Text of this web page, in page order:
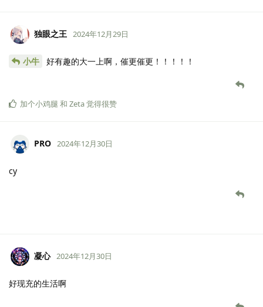
独眼之王 2024年12月29日
小牛 好有趣的大一上啊，催更催更！！！！！
加个小鸡腿 和 Zeta觉得很赞
PRO 2024年12月30日
cy
凝心 2024年12月30日
好现充的生活啊